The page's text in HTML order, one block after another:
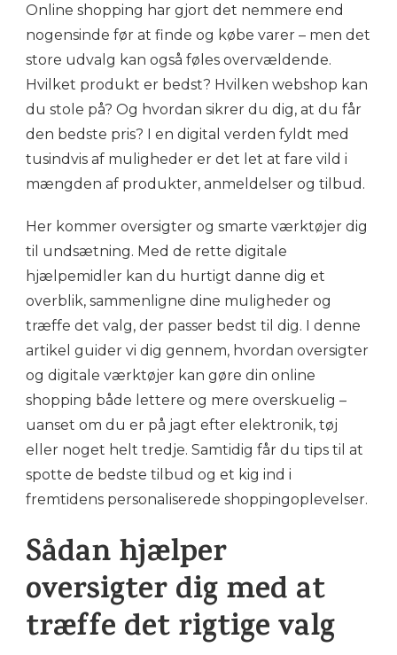
Online shopping har gjort det nemmere end
nogensinde før at finde og købe varer – men det
store udvalg kan også føles overvældende.
Hvilket produkt er bedst? Hvilken webshop kan
du stole på? Og hvordan sikrer du dig, at du får
den bedste pris? I en digital verden fyldt med
tusindvis af muligheder er det let at fare vild i
mængden af produkter, anmeldelser og tilbud.
Her kommer oversigter og smarte værktøjer dig
til undsætning. Med de rette digitale
hjælpemidler kan du hurtigt danne dig et
overblik, sammenligne dine muligheder og
træffe det valg, der passer bedst til dig. I denne
artikel guider vi dig gennem, hvordan oversigter
og digitale værktøjer kan gøre din online
shopping både lettere og mere overskuelig –
uanset om du er på jagt efter elektronik, tøj
eller noget helt tredje. Samtidig får du tips til at
spotte de bedste tilbud og et kig ind i
fremtidens personaliserede shoppingoplevelser.
Sådan hjælper
oversigter dig med at
træffe det rigtige valg